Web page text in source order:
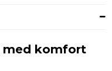
med komfort